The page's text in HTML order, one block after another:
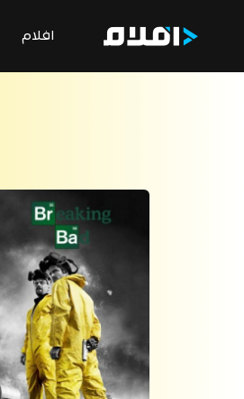
افلام